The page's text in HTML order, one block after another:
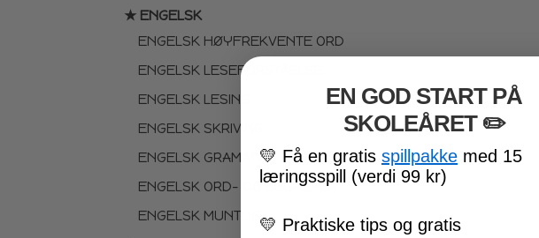
★ ENGELSK
ENGELSK HØYFREKVENTE ORD
ENGELSK LESEFORSTÅELSE
ENGELSK LESING
ENGELSK SKRIVING
ENGELSK GRAMATIKK
ENGELSK ORD- OG BEGREPER
ENGELSK MUNTLIG
EN GOD START PÅ
SKOLEÅRET​ ✏️
💛 Få en gratis spillpakke med 15
læringsspill (verdi 99 kr)
💛 Praktiske tips og gratis